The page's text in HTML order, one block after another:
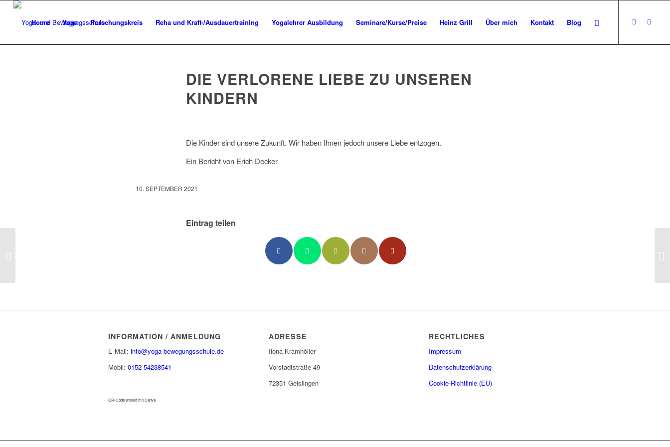
Home Yoga Forschungskreis Reha und Kraft-/Ausdauertraining Yogalehrer Ausbildung Seminare/Kurse/Preise Heinz Grill Über mich Kontakt Blog
DIE VERLORENE LIEBE ZU UNSEREN
KINDERN
Die Kinder sind unsere Zukunft. Wir haben Ihnen jedoch unsere Liebe entzogen.
Ein Bericht von Erich Decker
10. SEPTEMBER 2021
Eintrag teilen
INFORMATION / ANMELDUNG
E-Mail: info@yoga-bewegungsschule.de
Mobil: 0152 54238541
QR-Code erstellt mit Canva
ADRESSE
Ilona Kramhöller
Vorstadtstraße 49
72351 Geislingen
RECHTLICHES
Impressum
Datenschutzerklärung
Cookie-Richtlinie (EU)